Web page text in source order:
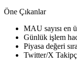
Ticaret bilgileri
Öne Çıkanlar
MAU sayısı en
Günlük işlem
Piyasa değeri
Twitter/X Takipçi